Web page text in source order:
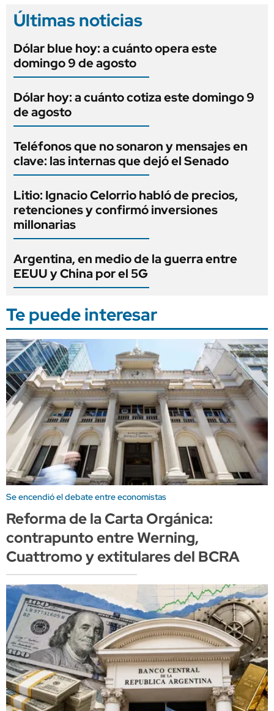
Últimas noticias
Dólar blue hoy: a cuánto opera este
domingo 9 de agosto
Dólar hoy: a cuánto cotiza este domingo 9
de agosto
Teléfonos que no sonaron y mensajes en
clave: las internas que dejó el Senado
Litio: Ignacio Celorrio habló de precios,
retenciones y confirmó inversiones
millonarias
Argentina, en medio de la guerra entre
EEUU y China por el 5G
Te puede interesar
Se encendió el debate entre economistas
Reforma de la Carta Orgánica:
contrapunto entre Werning,
Cuattromo y extitulares del BCRA